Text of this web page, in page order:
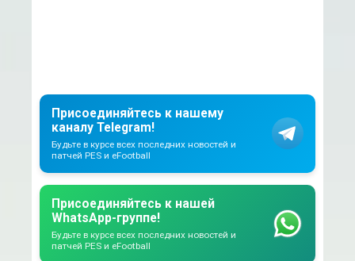
Присоединяйтесь к нашему
каналу Telegram!
Будьте в курсе всех последних новостей и
патчей PES и eFootball
Присоединяйтесь к нашей
WhatsApp-группе!
Будьте в курсе всех последних новостей и
патчей PES и eFootball